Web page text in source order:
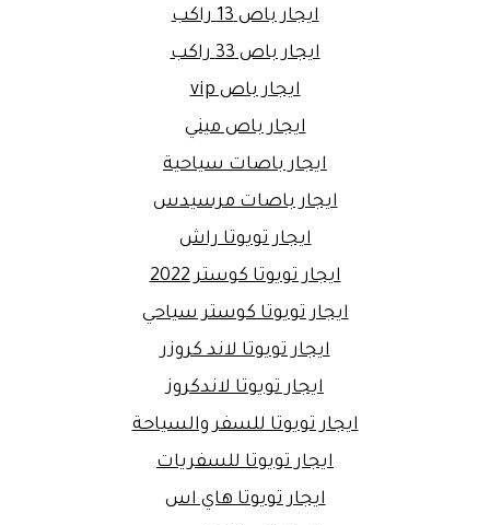
ايجار باص 13 راكب
ايجار باص 33 راكب
ايجار باص vip
ايجار باص ميني
ايجار باصات سياحية
ايجار باصات مرسيدس
ايجار تويوتا راش
ايجار تويوتا كوستر 2022
ايجار تويوتا كوستر سياحي
ايجار تويوتا لاند كروزر
ايجار تويوتا لاندكروز
ايجار تويوتا للسفر والسياحة
ايجار تويوتا للسفريات
ايجار تويوتا هاي اس